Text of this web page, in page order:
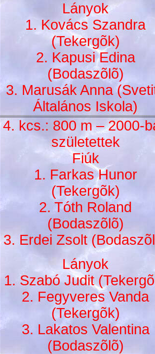
Lányok
1. Kovács Szandra
(Tekergõk)
2. Kapusi Edina
(Bodaszõlõ)
3. Marusák Anna
Általános Iskola)
4. kcs.: 800 m – 2000-
születettek
Fiúk
1. Farkas Hunor
(Tekergõk)
2. Tóth Roland
(Bodaszõlõ)
3. Erdei Zsolt
Lányok
1. Szabó Judit
2. Fegyveres Vanda
(Tekergõk)
3. Lakatos Valentina
(Bodaszõlõ)